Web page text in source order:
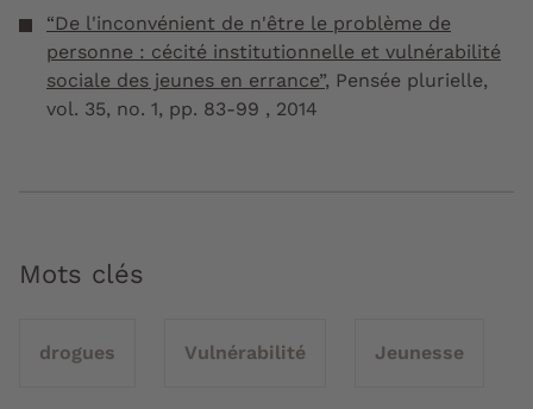
“De l'inconvénient de n'être le problème de
personne : cécité institutionnelle et vulnérabilité
sociale des jeunes en errance”, Pensée plurielle,
vol. 35, no. 1, pp. 83-99 , 2014
Mots clés
drogues Vulnérabilité Jeunesse